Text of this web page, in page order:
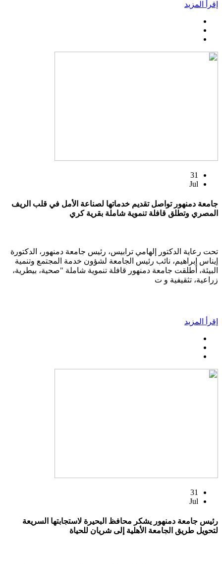
إقرأ المزيد
31
Jul
جامعة دمنهور تواصل تقديم خدماتها لصناعة الأمل في قلب الريف
المصري وتطلق قافلة تنموية شاملة بقرية كري
تحت رعاية الدكتور إلهامي ترابيس، رئيس جامعة دمنهور، الدكتورة
إيناس إبراهيم، نائب رئيس الجامعة لشؤون خدمة المجتمع وتنمية
البيئة، أطلقت جامعة دمنهور قافلة تنموية شاملة "صحية، بيطرية،
زراعية، تثقيفية و ت
إقرأ المزيد
31
Jul
رئيس جامعة دمنهور يشكر محافظ البحيرة لاستجابتها السريعة
لتحويل طريق الجامعة الأهلية إلى شريان للحياة